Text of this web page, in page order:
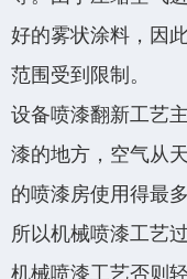
添加微信·专属服务
好的雾状涂料，因
范围受到限制。
设备喷漆翻新工艺
漆的地方，空气从
的喷漆房使用得最
所以机械喷漆工艺
机械喷漆工艺否则